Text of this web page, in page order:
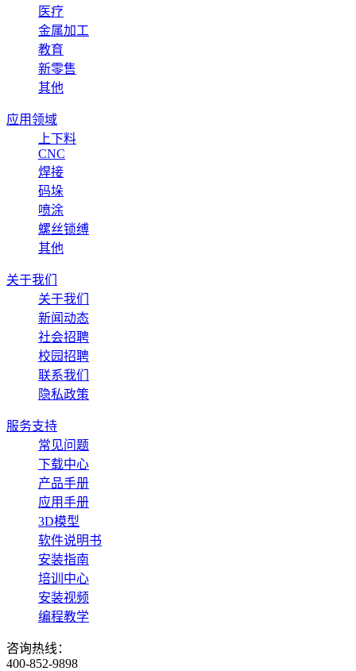
医疗
金属加工
教育
新零售
其他
应用领域
上下料
CNC
焊接
码垛
喷涂
螺丝锁缚
其他
关于我们
关于我们
新闻动态
社会招聘
校园招聘
联系我们
隐私政策
服务支持
常见问题
下载中心
产品手册
应用手册
3D模型
软件说明书
安装指南
培训中心
安装视频
编程教学
咨询热线：
400-852-9898